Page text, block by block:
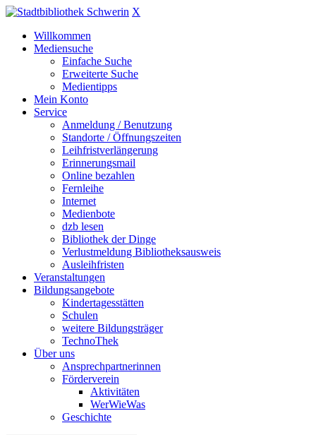
X
Willkommen
Mediensuche
Einfache Suche
Erweiterte Suche
Medientipps
Mein Konto
Service
Anmeldung / Benutzung
Standorte / Öffnungszeiten
Leihfristverlängerung
Erinnerungsmail
Online bezahlen
Fernleihe
Internet
Medienbote
dzb lesen
Bibliothek der Dinge
Verlustmeldung Bibliotheksausweis
Ausleihfristen
Veranstaltungen
Bildungsangebote
Kindertagesstätten
Schulen
weitere Bildungsträger
TechnoThek
Über uns
Ansprechpartnerinnen
Förderverein
Aktivitäten
WerWieWas
Geschichte